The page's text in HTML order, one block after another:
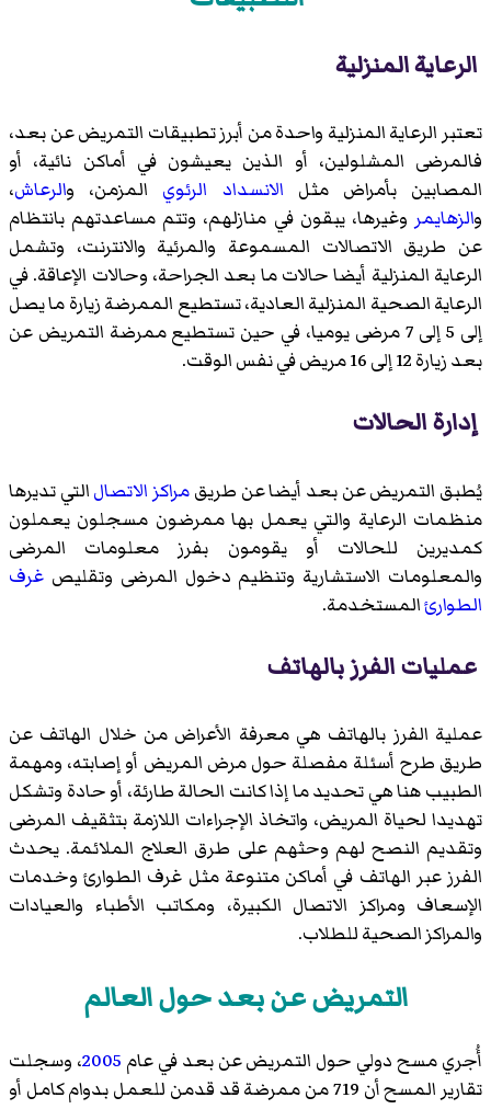
الرعاية المنزلية
تعتبر الرعاية المنزلية واحدة من أبرز تطبيقات التمريض عن بعد،
فالمرضى المشلولين، أو الذين يعيشون في أماكن نائية، أو
المصابين بأمراض مثل الانسداد الرئوي المزمن، والرعاش،
والزهايمر وغيرها، يبقون في منازلهم، وتتم مساعدتهم بانتظام
عن طريق الاتصالات المسموعة والمرئية والانترنت، وتشمل
الرعاية المنزلية أيضا حالات ما بعد الجراحة، وحالات الإعاقة. في
الرعاية الصحية المنزلية العادية، تستطيع الممرضة زيارة ما يصل
إلى 5 إلى 7 مرضى يوميا، في حين تستطيع ممرضة التمريض عن
بعد زيارة 12 إلى 16 مريض في نفس الوقت.
إدارة الحالات
يُطبق التمريض عن بعد أيضا عن طريقمراكز الاتصالالتي تديرها
منظمات الرعاية والتي يعمل بها ممرضون مسجلون يعملون
كمديرين للحالات أو يقومون بفرز معلومات المرضى
والمعلومات الاستشارية وتنظيم دخول المرضى وتقليص غرف
الطوارئالمستخدمة.
عمليات الفرز بالهاتف
عملية الفرز بالهاتف هي معرفة الأعراض من خلال الهاتف عن
طريق طرح أسئلة مفصلة حول مرض المريض أو إصابته، ومهمة
الطبيب هنا هي تحديد ما إذا كانت الحالة طارئة، أو حادة وتشكل
تهديدا لحياة المريض، واتخاذ الإجراءات اللازمة بتثقيف المرضى
وتقديم النصح لهم وحثهم على طرق العلاج الملائمة. يحدث
الفرز عبر الهاتف في أماكن متنوعة مثل غرف الطوارئ وخدمات
الإسعاف ومراكز الاتصال الكبيرة، ومكاتب الأطباء والعيادات
والمراكز الصحية للطلاب.
التمريض عن بعد حول العالم
أُجري مسح دولي حول التمريض عن بعد في عام 2005، وسجلت
تقارير المسح أن 719 من ممرضة قد قدمن للعمل بدوام كامل أو